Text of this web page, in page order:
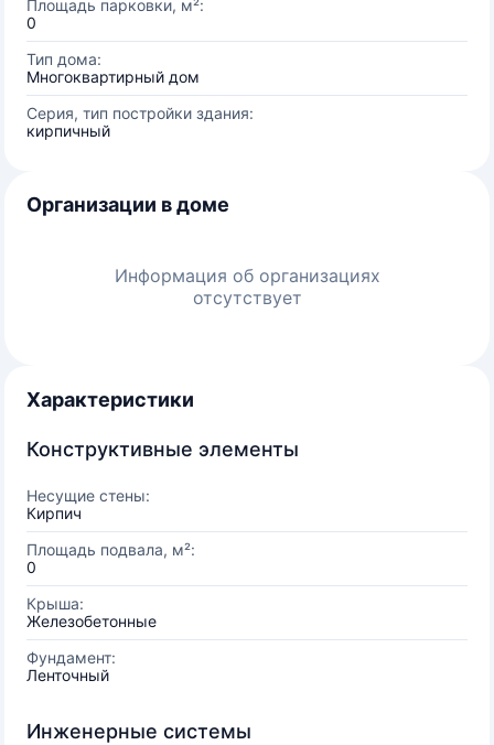
Площадь парковки, м²:
0
Тип дома:
Многоквартирный дом
Серия, тип постройки здания:
кирпичный
Организации в доме
Информация об организациях
отсутствует
Характеристики
Конструктивные элементы
Несущие стены:
Кирпич
Площадь подвала, м²:
0
Крыша:
Железобетонные
Фундамент:
Ленточный
Инженерные системы